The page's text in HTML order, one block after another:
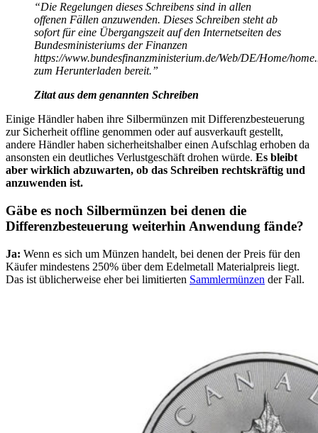
“Die Regelungen dieses Schreibens sind in allen
offenen Fällen anzuwenden. Dieses Schreiben steht ab
sofort für eine Übergangszeit auf den Internetseiten des
Bundesministeriums der Finanzen
https://www.bundesfinanzministerium.de/Web/DE/Home/
zum Herunterladen bereit.”
Zitat aus dem genannten Schreiben
Einige Händler haben ihre Silbermünzen mit Differenzbesteuerung
zur Sicherheit offline genommen oder auf ausverkauft gestellt,
andere Händler haben sicherheitshalber einen Aufschlag erhoben da
ansonsten ein deutliches Verlustgeschäft drohen würde. Es bleibt
aber wirklich abzuwarten, ob das Schreiben rechtskräftig und
anzuwenden ist.
Gäbe es noch Silbermünzen bei denen die
Differenzbesteuerung weiterhin Anwendung fände?
Ja: Wenn es sich um Münzen handelt, bei denen der Preis für den
Käufer mindestens 250% über dem Edelmetall Materialpreis liegt.
Das ist üblicherweise eher bei limitierten Sammlermünzen der Fall.